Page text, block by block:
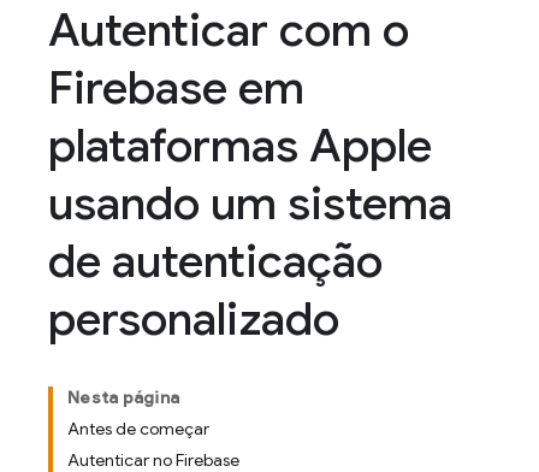
Autenticar com o
Firebase em
plataformas Apple
usando um sistema
de autenticação
personalizado
Nesta página
Antes de começar
Autenticar no Firebase